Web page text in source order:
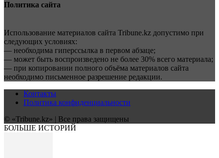
Политика сайта
Использование материалов сайта Tribune.kz допустимо при
следующих условиях:
— необходима гиперссылка в первом абзаце;
— может быть воспроизведено не более 30% всего материала;
— при копировании полного объёма материалов сайта
необходимо письменное разрешение редакции.
Контакты
Политика конфиденциальности
© «Tribune.kz» | Все права защищены
БОЛЬШЕ ИСТОРИЙ